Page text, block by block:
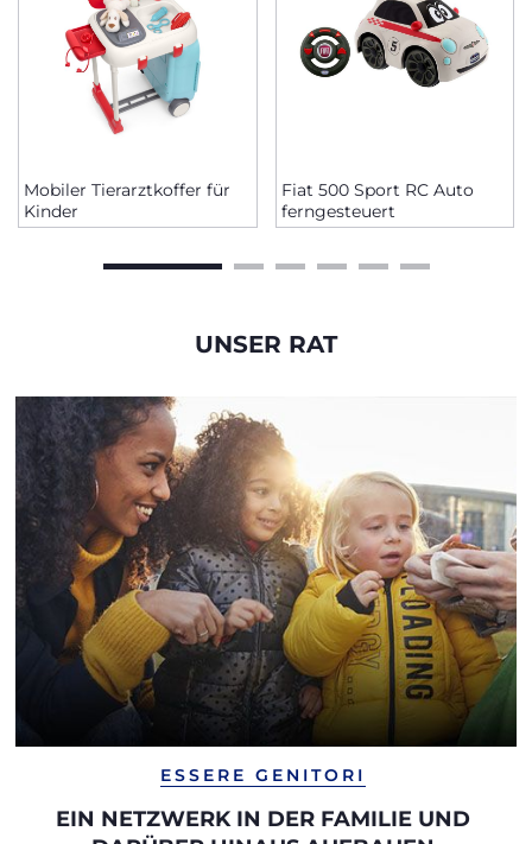
Mobiler Tierarztkoffer für
Kinder
Fiat 500 Sport RC Auto
ferngesteuert
UNSER RAT
ESSERE GENITORI
EIN NETZWERK IN DER FAMILIE UND